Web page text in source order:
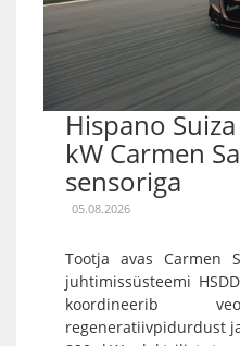
Hispano
kW Carmen
sensoriga
05.08.2026
Tootja avas Carmen
juhtimissüsteemi
koordineerib
regeneratiivpidurdust